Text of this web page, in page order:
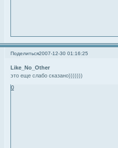
Поделиться2007-12-30 01:16:25
Like_No_Other
это еще слабо сказано)))))))
0